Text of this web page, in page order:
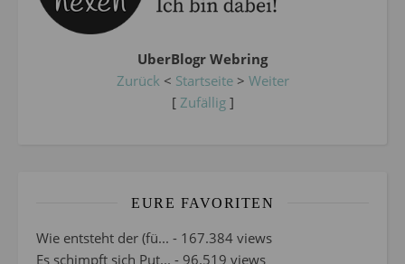
UberBlogr Webring
Zurück < Startseite> Weiter
[ Zufällig]
EURE FAVORITEN
Wie entsteht der (fü... - 167.384 views
Es schimpft sich Put... - 96.519 views